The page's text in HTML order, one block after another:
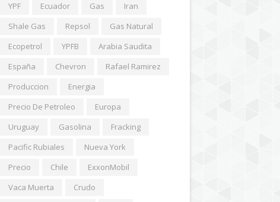
YPF
Ecuador Gas
Iran
Shale Gas
Repsol
Gas Natural
Ecopetrol
YPFB
Arabia Saudita
España
Chevron
Rafael Ramirez
Produccion
Energia
Precio De Petroleo
Europa
Uruguay
Gasolina
Fracking
Pacific Rubiales
Nueva York
Precio
Chile
ExxonMobil
Vaca Muerta
Crudo